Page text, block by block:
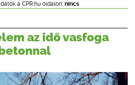
KÉPZÉSEK
a CPR.hu oldalon: nincs
az idő vasfoga